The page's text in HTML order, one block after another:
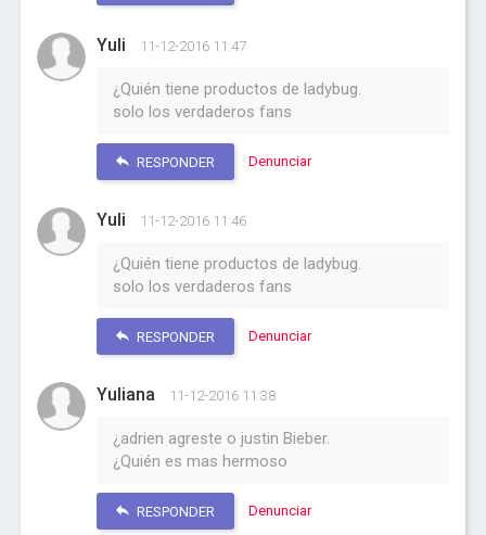
Yuli 11-12-2016 11:47
¿Quién tiene productos de ladybug.
solo los verdaderos fans
RESPONDER Denunciar
Yuli 11-12-2016 11:46
¿Quién tiene productos de ladybug.
solo los verdaderos fans
RESPONDER Denunciar
Yuliana 11-12-2016 11:38
¿adrien agreste o justin Bieber.
¿Quién es mas hermoso
RESPONDER Denunciar